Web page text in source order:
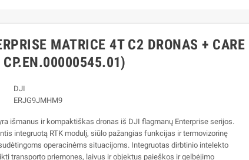
MATRICE 4T C2 DRONAS +
DJI
ERJG9JMHM9
išmanus ir kompaktiškas dronas iš DJI flagmanų Enterprise serijos.
integruotą RTK modulį, siūlo pažangias funkcijas ir termovizorinę
operacinėms situacijoms. Integruotas dirbtinio intelekto
transporto priemones, laivus ir objektus paieškos ir gelbėjimo